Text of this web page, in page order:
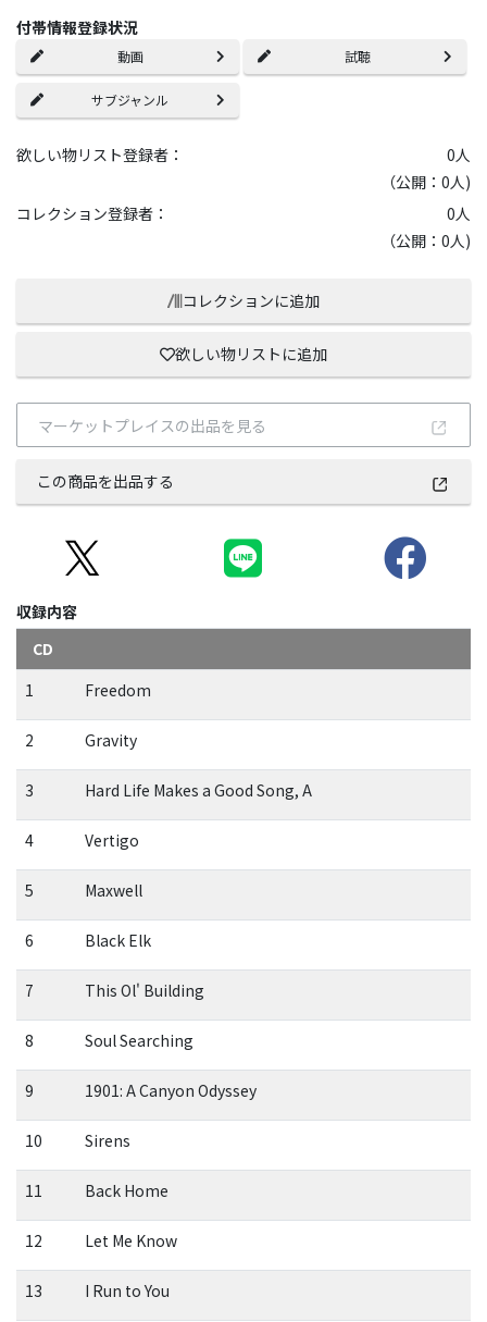
付帯情報登録状況
動画 試聴
サブジャンル
欲しい物リスト登録者： 0人
（公開：0人)
コレクション登録者：
0人
（公開：0人)
コレクションに追加
欲しい物リストに追加
マーケットプレイスの出品を見る
この商品を出品する
収録内容
CD
1
Freedom
2 Gravity
3 Hard Life Makes a Good Song, A
4 Vertigo
5 Maxwell
6 Black Elk
7 This Ol' Building
8 Soul Searching
9 1901: A Canyon Odyssey
10 Sirens
11 Back Home
12 Let Me Know
13 I Run to You